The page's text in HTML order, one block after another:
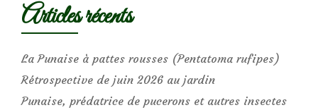
Articles récents
La Punaise à pattes rousses (Pentatoma rufipes)
Rétrospective de juin 2026 au jardin
Punaise, prédatrice de pucerons et autres insectes